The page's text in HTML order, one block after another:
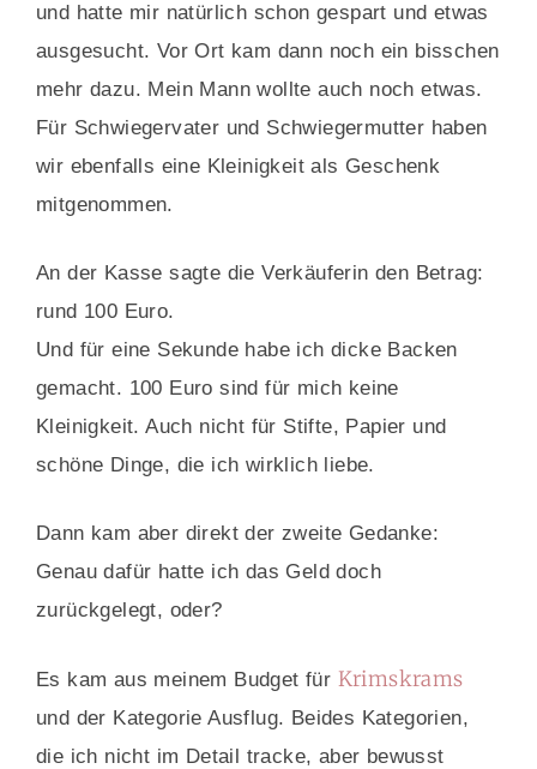
und hatte mir natürlich schon gespart und etwas
ausgesucht. Vor Ort kam dann noch ein bisschen
mehr dazu. Mein Mann wollte auch noch etwas.
Für Schwiegervater und Schwiegermutter haben
wir ebenfalls eine Kleinigkeit als Geschenk
mitgenommen.
An der Kasse sagte die Verkäuferin den Betrag:
rund 100 Euro.
Und für eine Sekunde habe ich dicke Backen
gemacht. 100 Euro sind für mich keine
Kleinigkeit. Auch nicht für Stifte, Papier und
schöne Dinge, die ich wirklich liebe.
Dann kam aber direkt der zweite Gedanke:
Genau dafür hatte ich das Geld doch
zurückgelegt, oder?
Es kam aus meinem Budget für Krimskrams
und der Kategorie Ausflug. Beides Kategorien,
die ich nicht im Detail tracke, aber bewusst